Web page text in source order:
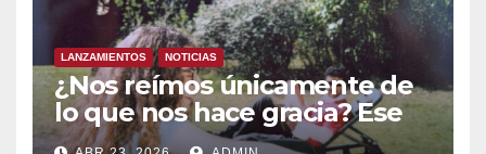
LANZAMIENTOS NOTICIAS
¿Nos reímos únicamente de
lo que nos hace gracia? Ese
chiste ya me lo has contado,